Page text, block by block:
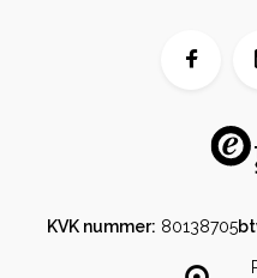
KVK nummer: 80138705